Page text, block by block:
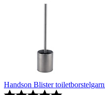
Handson Blister